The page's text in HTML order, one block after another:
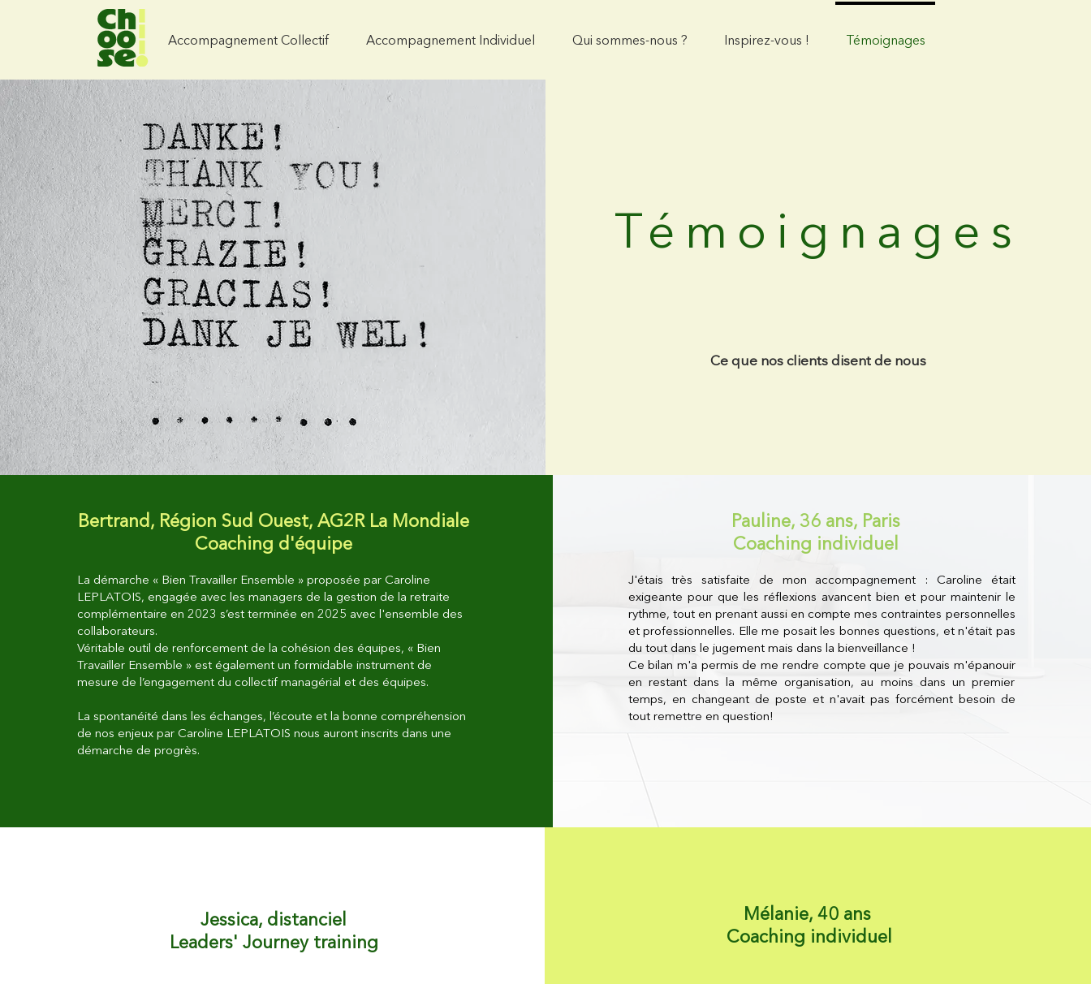
Accompagnement Collectif Accompagnement Individuel Qui sommes-nous ? Inspirez-vous ! Témoignages
Témoignages
Ce que nos clients disent de nous
Bertrand, Région Sud Ouest, AG2R La Mondiale
Coaching d'équipe
La démarche « Bien Travailler Ensemble » proposée par Caroline
LEPLATOIS, engagée avec les managers de la gestion de la retraite
complémentaire en 2023 s’est terminée en 2025 avec l'ensemble des
collaborateurs.
Véritable outil de renforcement de la cohésion des équipes, « Bien
Travailler Ensemble » est également un formidable instrument de
mesure de l’engagement du collectif managérial et des équipes.
La spontanéité dans les échanges, l’écoute et la bonne compréhension
de nos enjeux par Caroline LEPLATOIS nous auront inscrits dans une
démarche de progrès.
Pauline, 36 ans, Paris
Coaching individuel
J'étais très satisfaite de mon accompagnement : Caroline était
exigeante pour que les réflexions avancent bien et pour maintenir le
rythme, tout en prenant aussi en compte mes contraintes personnelles
et professionnelles. Elle me posait les bonnes questions, et n'était pas
du tout dans le jugement mais dans la bienveillance !
Ce bilan m'a permis de me rendre compte que je pouvais m'épanouir
en restant dans la même organisation, au moins dans un premier
temps, en changeant de poste et n'avait pas forcément besoin de
tout remettre en question!
Jessica, distanciel
Leaders' Journey training
Mélanie, 40 ans
Coaching individuel